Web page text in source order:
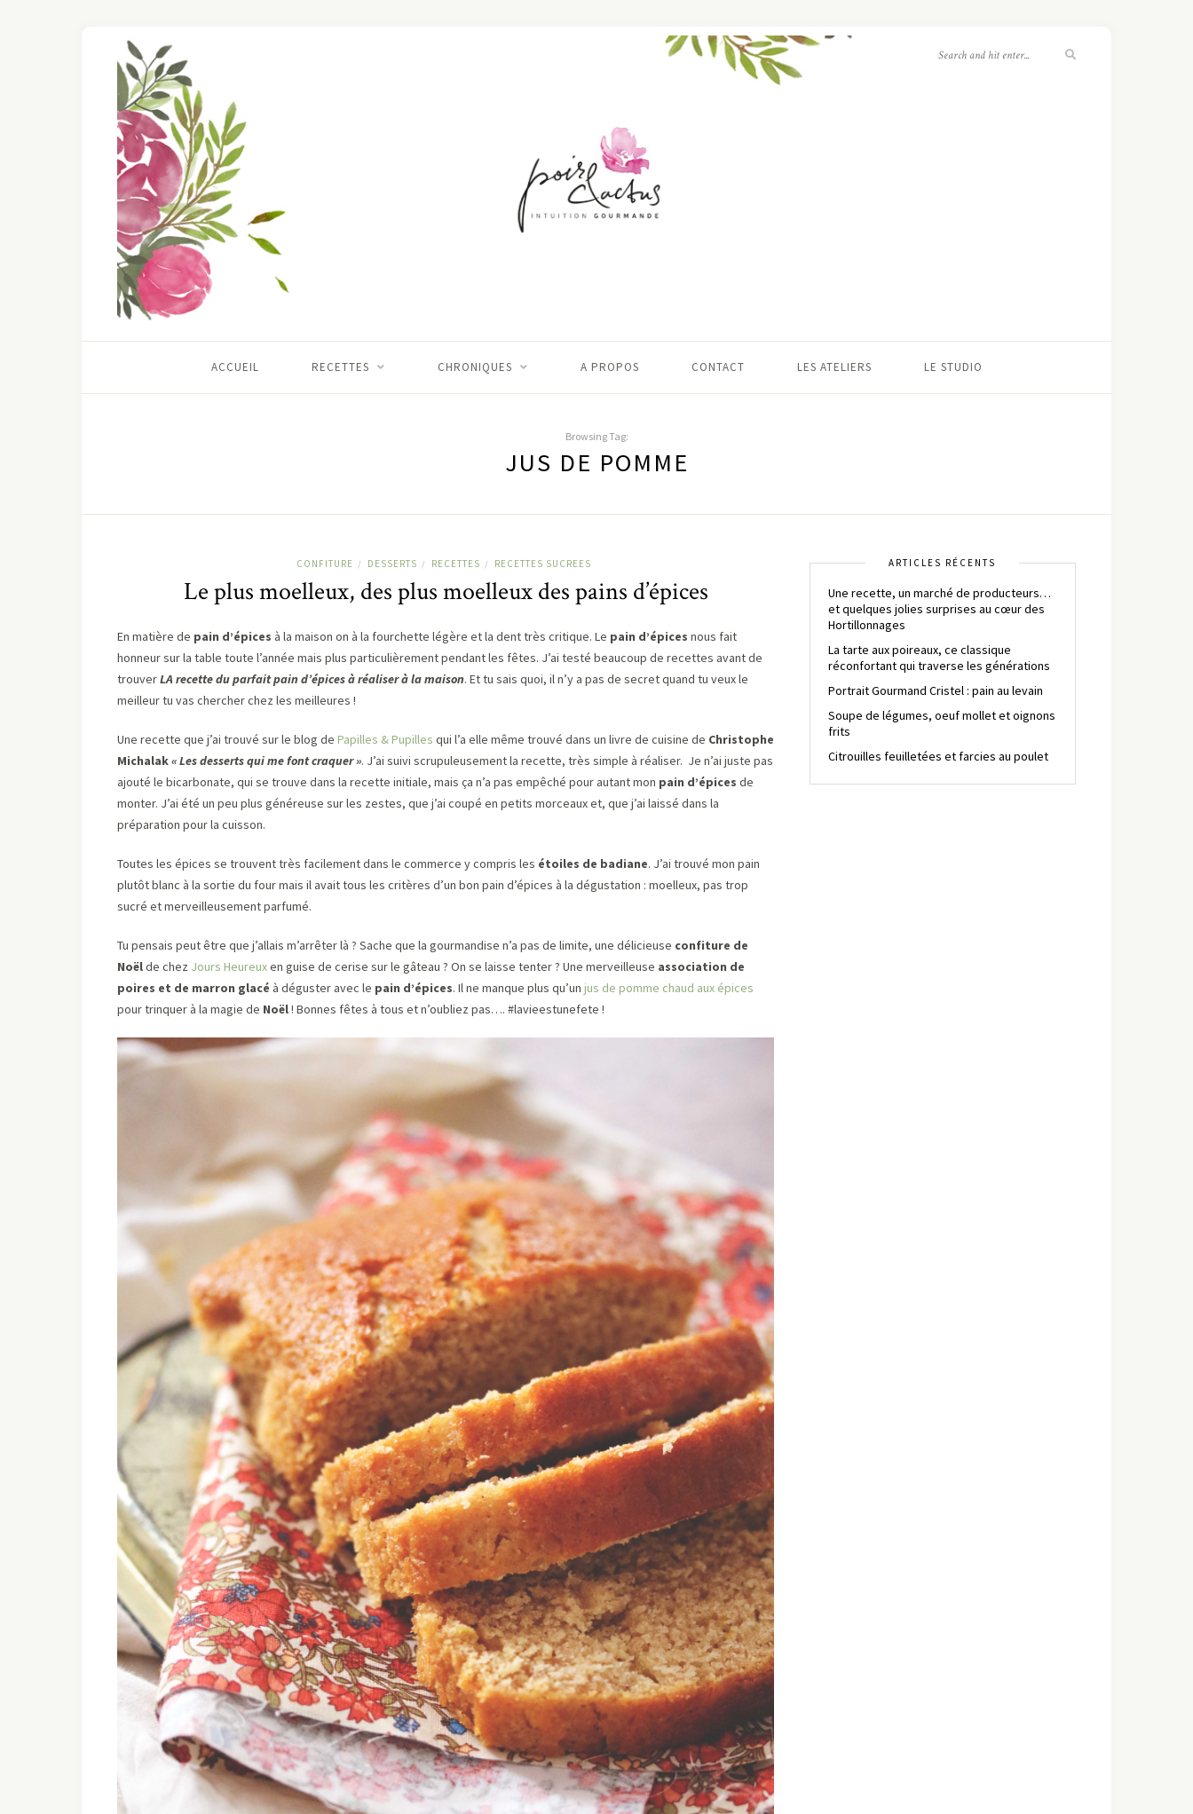
ACCUEIL RECETTES CHRONIQUES A PROPOS CONTACT LES ATELIERS LE STUDIO
Browsing Tag:
JUS DE POMME
CONFITURE / DESSERTS / RECETTES / RECETTES SUCREES
Le plus moelleux, des plus moelleux des pains d’épices
En matière de pain d’épices à la maison on à la fourchette légère et la dent très critique. Le pain d’épices nous fait
honneur sur la table toute l’année mais plus particulièrement pendant les fêtes. J’ai testé beaucoup de recettes avant de
trouverLA recette du parfait pain d’épices à réaliser à la maison. Et tu sais quoi, il n’y a pas de secret quand tu veux le
meilleur tu vas chercher chez les meilleures !
Une recette que j’ai trouvé sur le blog de Papilles & Pupilles qui l’a elle même trouvé dans un livre de cuisine de Christophe
Michalak« Les desserts qui me font craquer ». J’ai suivi scrupuleusement la recette, très simple à réaliser. Je n’ai juste pas
ajouté le bicarbonate, qui se trouve dans la recette initiale, mais ça n’a pas empêché pour autant mon pain d’épices de
monter. J’ai été un peu plus généreuse sur les zestes, que j’ai coupé en petits morceaux et, que j’ai laissé dans la
préparation pour la cuisson.
Toutes les épices se trouvent très facilement dans le commerce y compris les étoiles de badiane. J’ai trouvé mon pain
plutôt blanc à la sortie du four mais il avait tous les critères d’un bon pain d’épices à la dégustation : moelleux, pas trop
sucré et merveilleusement parfumé.
Tu pensais peut être que j’allais m’arrêter là ? Sache que la gourmandise n’a pas de limite, une délicieuse confiture de
Noëlde chez Jours Heureuxen guise de cerise sur le gâteau ? On se laisse tenter ? Une merveilleuse association de
poires et de marron glacé à déguster avec le pain d’épices. Il ne manque plus qu’un jus de pomme chaud aux épices
pour trinquer à la magie de Noël! Bonnes fêtes à tous et n’oubliez pas…. #lavieestunefete !
ARTICLES RÉCENTS
Une recette, un marché de producteurs…
et quelques jolies surprises au cœur des
Hortillonnages
La tarte aux poireaux, ce classique
réconfortant qui traverse les générations
Portrait Gourmand Cristel : pain au levain
Soupe de légumes, oeuf mollet et oignons
frits
Citrouilles feuilletées et farcies au poulet